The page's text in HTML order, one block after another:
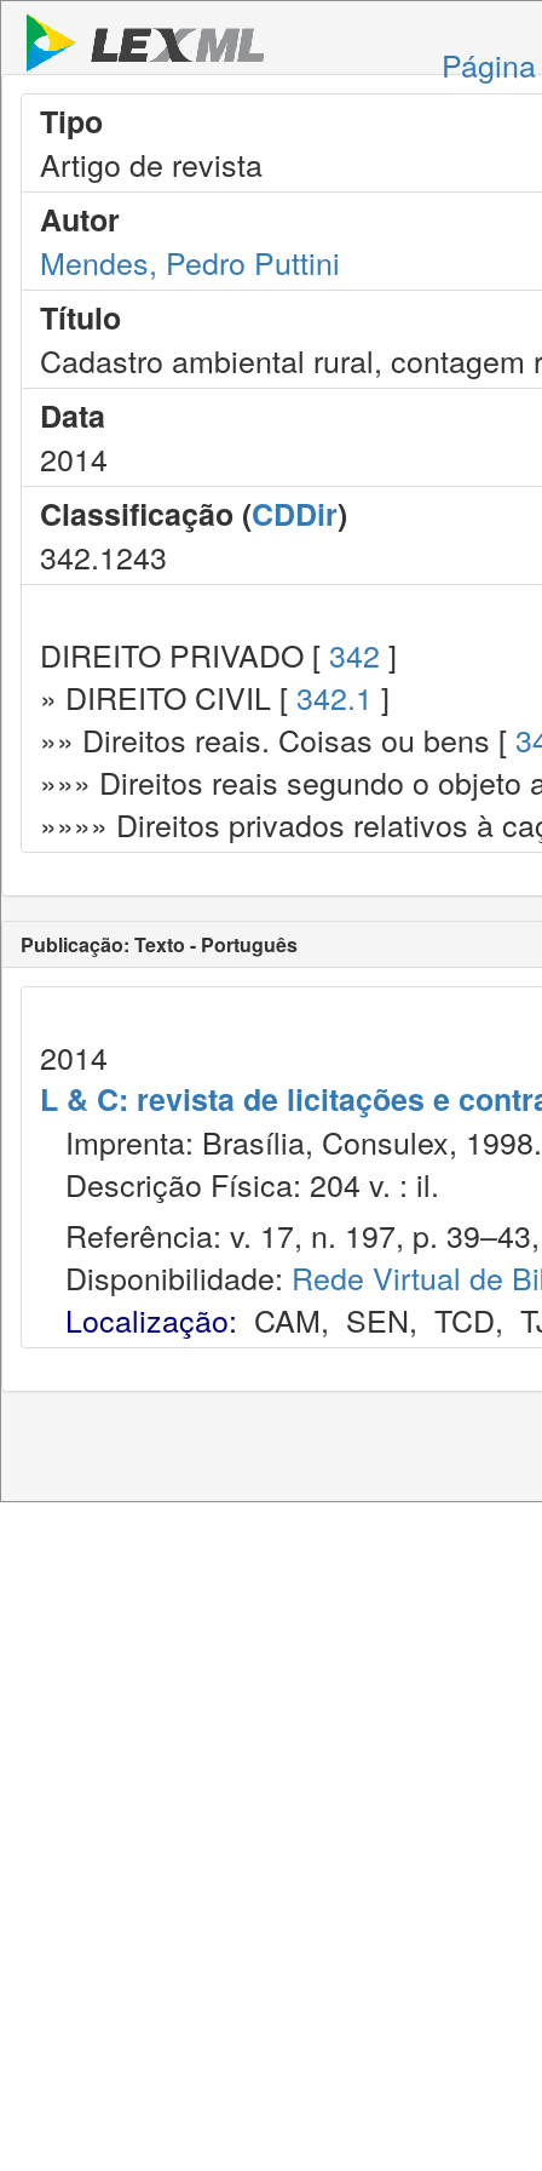
Tipo
Artigo de revista
Autor
Mendes, Pedro Puttini
Título
Cadastro ambiental rural, contagem
Data
2014
Classificação (CDDir)
342.1243
DIREITO PRIVADO [ 342 ]
» DIREITO CIVIL [ 342.1 ]
»» Direitos reais. Coisas ou bens [
»»» Direitos reais segundo o
»»»» Direitos privados relativos à
Publicação: Texto - Português
2014
L & C: revista de licitações e
Imprenta: Brasília, Consulex, 1998.
Descrição Física: 204 v. : il.
Referência: v. 17, n. 197, p.
Disponibilidade: Rede Virtual de
Localização: CAM, SEN, TCD,